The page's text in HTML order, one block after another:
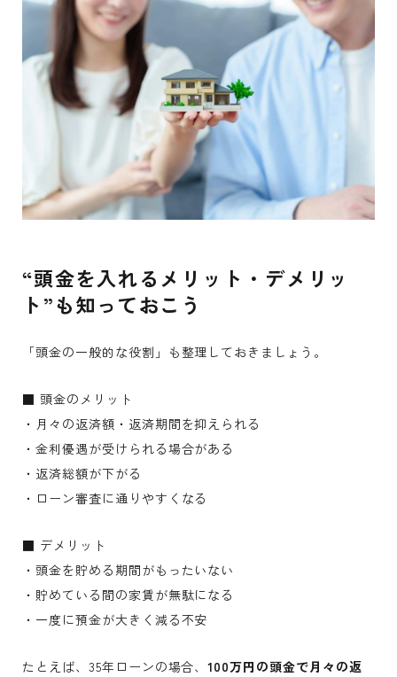
“頭金を入れるメリット・デメリッ
ト”も知っておこう
「頭金の一般的な役割」も整理しておきましょう。
■ 頭金のメリット
・月々の返済額・返済期間を抑えられる
・金利優遇が受けられる場合がある
・返済総額が下がる
・ローン審査に通りやすくなる
■ デメリット
・頭金を貯める期間がもったいない
・貯めている間の家賃が無駄になる
・一度に預金が大きく減る不安
たとえば、35年ローンの場合、100万円の頭金で月々の返